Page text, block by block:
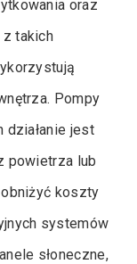
oraz
takich
Pompy
działanie jest
powietrza lub
koszty
systemów
słoneczne,